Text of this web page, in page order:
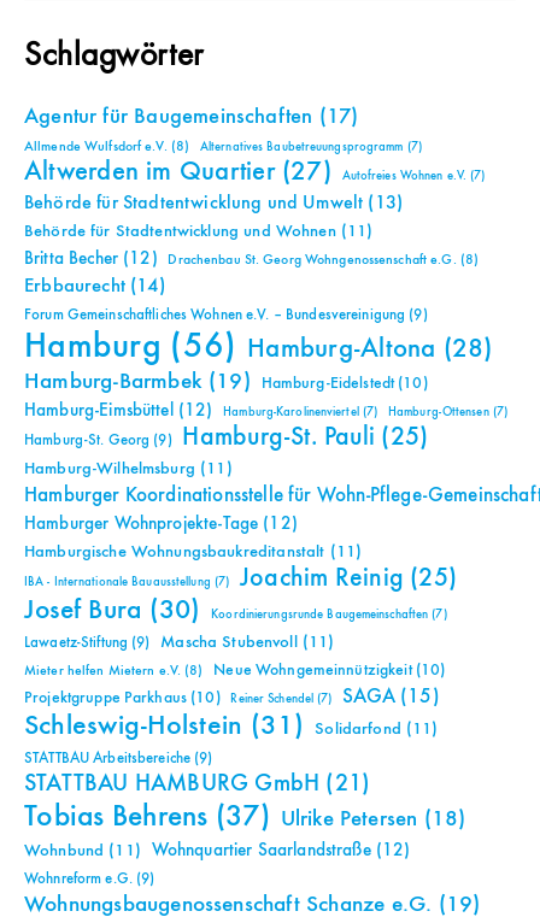
Schlagwörter
Agentur für Baugemeinschaften (17)
Allmende Wulfsdorf e.V. (8) Alternatives Baubetreuungsprogramm (7)
Altwerden im Quartier(27) Autofreies Wohnen e.V. (7)
Behörde für Stadtentwicklung und Umwelt (13)
Behörde für Stadtentwicklung und Wohnen(11)
Britta Becher(12) Drachenbau St. Georg Wohngenossenschaft e.G. (8)
Erbbaurecht(14)
Forum Gemeinschaftliches Wohnen e.V. – Bundesvereinigung (9)
Hamburg (56) Hamburg-Altona (28)
Hamburg-Barmbek (19) Hamburg-Eidelstedt(10)
Hamburg-Eimsbüttel (12) Hamburg-Karolinenviertel (7) Hamburg-Ottensen(7)
Hamburg-St. Georg (9) Hamburg-St. Pauli (25)
Hamburg-Wilhelmsburg (11)
Hamburger Koordinationsstelle für Wohn-Pflege-
Hamburger Wohnprojekte-Tage (12)
Hamburgische Wohnungsbaukreditanstalt (11)
IBA - Internationale Bauausstellung (7) Joachim Reinig (25)
Josef Bura (30) Koordinierungsrunde Baugemeinschaften (7)
Lawaetz-Stiftung (9) Mascha Stubenvoll (11)
Mieter helfen Mietern e.V. (8) Neue Wohngemeinnützigkeit(10)
Projektgruppe Parkhaus (10) Reiner Schendel (7) SAGA(15)
Schleswig-Holstein (31) Solidarfond (11)
STATTBAU Arbeitsbereiche (9)
STATTBAU HAMBURG GmbH (21)
Tobias Behrens (37) Ulrike Petersen (18)
Wohnbund (11) Wohnquartier Saarlandstraße(12)
Wohnreform e.G. (9)
Wohnungsbaugenossenschaft Schanze e.G. (19)